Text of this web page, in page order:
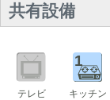
共有設備
テレビ
1
キッチン